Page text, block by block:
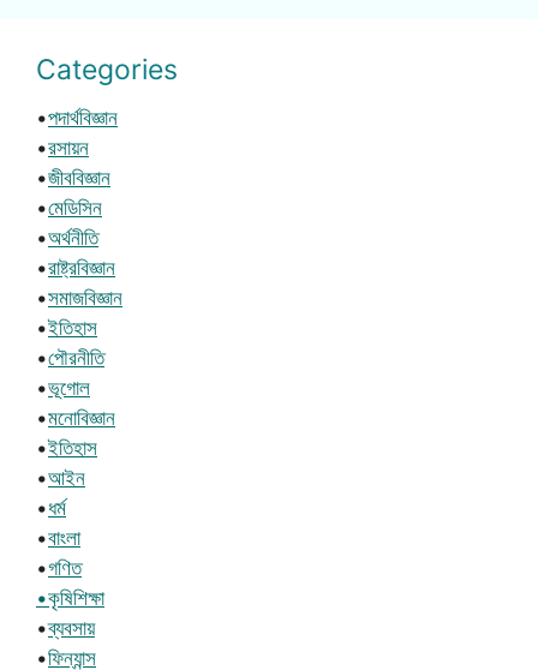
Categories
•পদার্থবিজ্ঞান
•রসায়ন
•জীববিজ্ঞান
•মেডিসিন
•অর্থনীতি
•রাষ্ট্রবিজ্ঞান
•সমাজবিজ্ঞান
•ইতিহাস
•পৌরনীতি
•ভূগোল
•মনোবিজ্ঞান
•ইতিহাস
•আইন
•ধর্ম
•বাংলা
•গণিত
•কৃষিশিক্ষা
•ব্যবসায়
•ফিন্যান্স